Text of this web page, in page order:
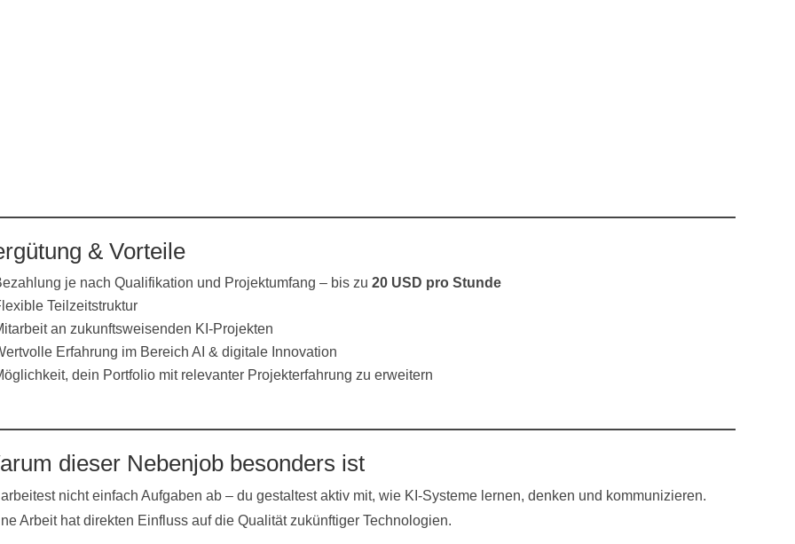
& Vorteile
je nach Qualifikation und Projektumfang – bis zu 20 USD pro Stunde
Teilzeitstruktur
an zukunftsweisenden KI-Projekten
Erfahrung im Bereich AI & digitale Innovation
dein Portfolio mit relevanter Projekterfahrung zu erweitern
dieser Nebenjob besonders ist
nicht einfach Aufgaben ab – du gestaltest aktiv mit, wie KI-Systeme lernen, denken und kommunizieren.
Arbeit hat direkten Einfluss auf die Qualität zukünftiger Technologien.